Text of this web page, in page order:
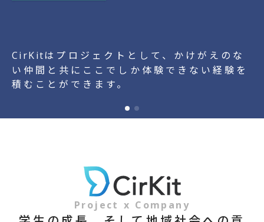
CirKitはプロジェクトとして、かけがえのな
い仲間と共にここでしか体験できない経験を
積むことができます。
Project x Company